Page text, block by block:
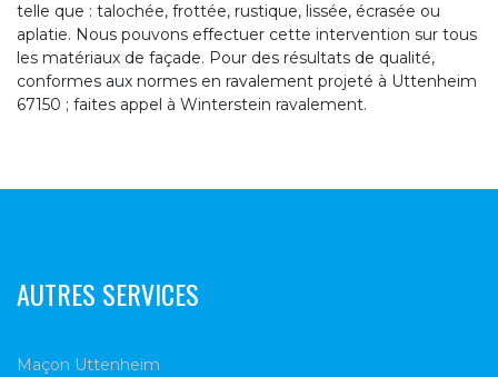
telle que : talochée, frottée, rustique, lissée, écrasée ou
aplatie. Nous pouvons effectuer cette intervention sur tous
les matériaux de façade. Pour des résultats de qualité,
conformes aux normes en ravalement projeté à Uttenheim
67150 ; faites appel à Winterstein ravalement.
AUTRES SERVICES
Maçon Uttenheim